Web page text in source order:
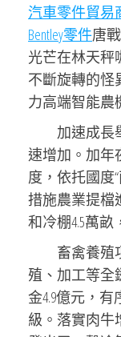
汽車零件貿易
Bentley零件唐
光芒在林天秤
不斷旋轉的怪
力高端智能農
加速成長
速增加。加年
度，依托國度
措施農業提檔
和冷棚4.5萬畝
畜禽養殖
殖、加工等全
金4.9億元，有
級。落實肉牛